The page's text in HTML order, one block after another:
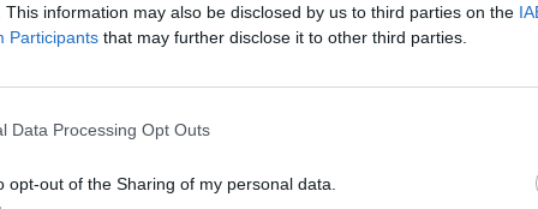
This information may also be disclosed by us to third parties on the
Participants that may further disclose it to other third parties.
Data Processing Opt Outs
opt-out of the Sharing of my personal data.
έχουμε να συζητήσουμε το θέμα της
δηλαδή το πώς αυταρχικά καθεστώτα
της Ένωσης αξιοποιούν το
Ένωση αγνοώντας το κράτους δικαίου.